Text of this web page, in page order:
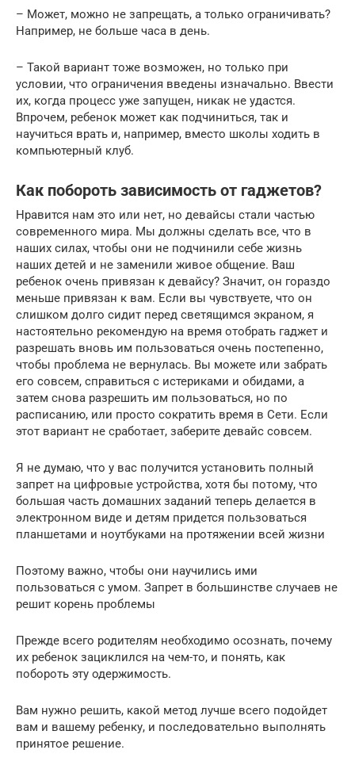
– Может, можно не запрещать, а только ограничивать?
Например, не больше часа в день.
– Такой вариант тоже возможен, но только при
условии, что ограничения введены изначально. Ввести
их, когда процесс уже запущен, никак не удастся.
Впрочем, ребенок может как подчиниться, так и
научиться врать и, например, вместо школы ходить в
компьютерный клуб.
Как побороть зависимость от гаджетов?
Нравится нам это или нет, но девайсы стали частью
современного мира. Мы должны сделать все, что в
наших силах, чтобы они не подчинили себе жизнь
наших детей и не заменили живое общение. Ваш
ребенок очень привязан к девайсу? Значит, он гораздо
меньше привязан к вам. Если вы чувствуете, что он
слишком долго сидит перед светящимся экраном, я
настоятельно рекомендую на время отобрать гаджет и
разрешать вновь им пользоваться очень постепенно,
чтобы проблема не вернулась. Вы можете или забрать
его совсем, справиться с истериками и обидами, а
затем снова разрешить им пользоваться, но по
расписанию, или просто сократить время в Сети. Если
этот вариант не сработает, заберите девайс совсем.
Я не думаю, что у вас получится установить полный
запрет на цифровые устройства, хотя бы потому, что
большая часть домашних заданий теперь делается в
электронном виде и детям придется пользоваться
планшетами и ноутбуками на протяжении всей жизни
Поэтому важно, чтобы они научились ими
пользоваться с умом. Запрет в большинстве случаев не
решит корень проблемы
Прежде всего родителям необходимо осознать, почему
их ребенок зациклился на чем-то, и понять, как
побороть эту одержимость.
Вам нужно решить, какой метод лучше всего подойдет
вам и вашему ребенку, и последовательно выполнять
принятое решение.